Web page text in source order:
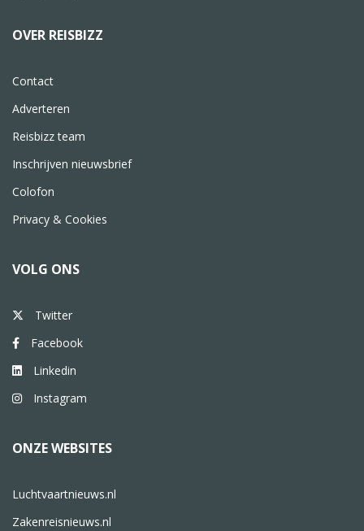
OVER REISBIZZ
Contact
Adverteren
Reisbizz team
Inschrijven nieuwsbrief
Colofon
Privacy & Cookies
VOLG ONS
Twitter
Facebook
Linkedin
Instagram
ONZE WEBSITES
Luchtvaartnieuws.nl
Zakenreisnieuws.nl